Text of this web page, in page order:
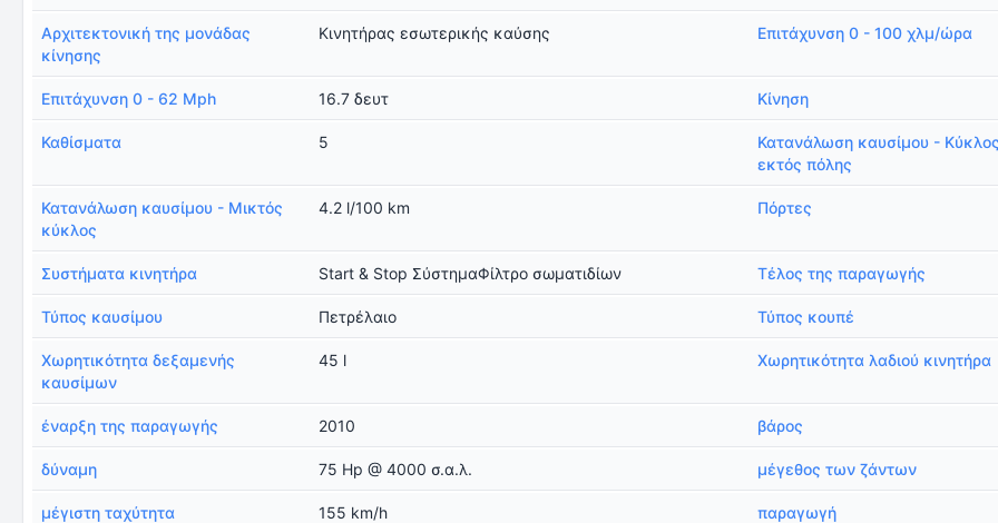
Αρχιτεκτονική της μονάδας
κίνησης
Κινητήρας εσωτερικής καύσης Επιτάχυνση 0 - 100 χλμ/ώρα
Επιτάχυνση 0 - 62 Mph 16.7 δευτ Κίνηση
Καθίσματα 5
Κατανάλωση καυσίμου -
εκτός πόλης
Κατανάλωση καυσίμου - Μικτός
κύκλος
4.2 l/100 km Πόρτες
Συστήματα κινητήρα Start & Stop ΣύστημαΦίλτρο σωματιδίων Τέλος της παραγωγής
Τύπος καυσίμου Πετρέλαιο Τύπος κουπέ
Χωρητικότητα δεξαμενής
καυσίμων
45 l Χωρητικότητα λαδιού κινητήρα
έναρξη της παραγωγής 2010 βάρος
δύναμη 75 Hp @ 4000 σ.α.λ. μέγεθος των ζάντων
μέγιστη ταχύτητα 155 km/h παραγωγή